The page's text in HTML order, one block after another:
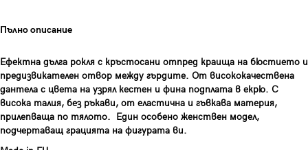
Пълно описание
Ефектна дълга рокля с кръстосани отпред краища на бюстието и
предизвикателен отвор между гърдите. От висококачествена
дантела с цвета на узрял кестен и фина подплата в екрю. С
висока талия, без ръкави, от еластична и гъвкава материя,
прилепваща по тялото. Един особено женствен модел,
подчертаващ грацията на фигурата ви.